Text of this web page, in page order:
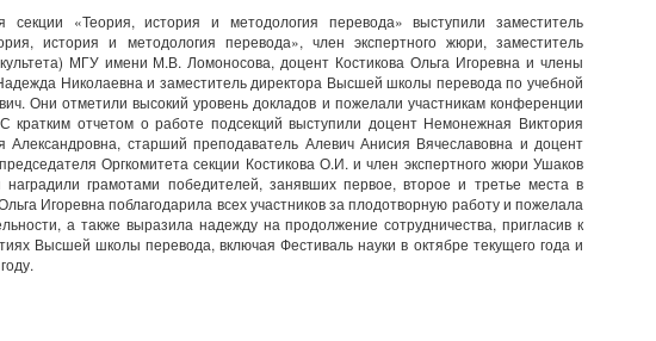
секции «Теория, история и методология перевода» выступили заместитель
история и методология перевода», член экспертного жюри, заместитель
МГУ имени М.В. Ломоносова, доцент Костикова Ольга Игоревна и члены
Николаевна и заместитель директора Высшей школы перевода по учебной
Они отметили высокий уровень докладов и пожелали участникам конференции
кратким отчетом о работе подсекций выступили доцент Немонежная Виктория
Александровна, старший преподаватель Алевич Анисия Вячеславовна и доцент
Оргкомитета секции Костикова О.И. и член экспертного жюри Ушаков
грамотами победителей, занявших первое, второе и третье места в
Игоревна поблагодарила всех участников за плодотворную работу и пожелала
а также выразила надежду на продолжение сотрудничества, пригласив к
Высшей школы перевода, включая Фестиваль науки в октябре текущего года и